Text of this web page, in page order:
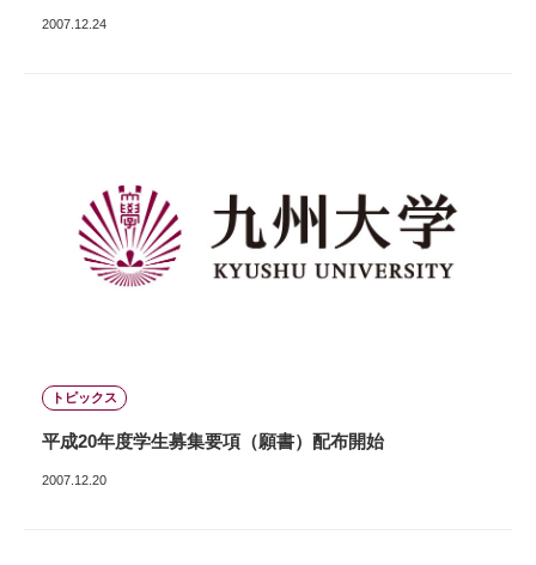
2007.12.24
トピックス
平成20年度学生募集要項（願書）配布開始
2007.12.20